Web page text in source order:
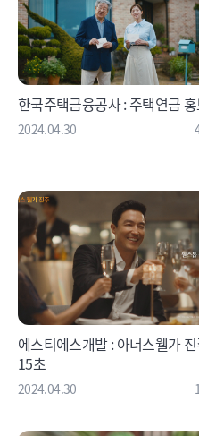
한국주택금융공사 : 주택연금
2024.04.30
에스티에스개발 : 아너스웰가
15초
2024.04.30